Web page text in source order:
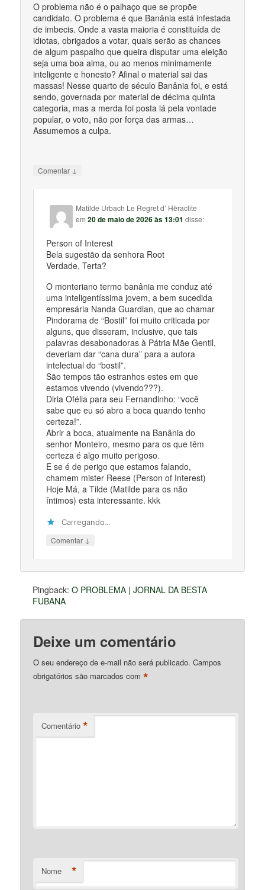
O problema não é o palhaço que se propõe
candidato. O problema é que Banânia está infestada
de imbecis. Onde a vasta maioria é constituída de
idiotas, obrigados a votar, quais serão as chances
de algum paspalho que queira disputar uma eleição
seja uma boa alma, ou ao menos minimamente
inteligente e honesto? Afinal o material sai das
massas! Nesse quarto de século Banânia foi, e está
sendo, governada por material de décima quinta
categoria, mas a merda foi posta lá pela vontade
popular, o voto, não por força das armas…
Assumemos a culpa.
Comentar ↓
Matilde Urbach Le Regret d’ Hèraclite
em20 de maio de 2026 às 13:01 disse:
Person of Interest
Bela sugestão da senhora Root
Verdade, Terta?
O monteriano termo banânia me conduz até
uma inteligentíssima jovem, a bem sucedida
empresária Nanda Guardian, que ao chamar
Pindorama de “Bostil” foi muito criticada por
alguns, que disseram, inclusive, que tais
palavras desabonadoras à Pátria Mãe Gentil,
deveriam dar “cana dura” para a autora
intelectual do “bostil”.
São tempos tão estranhos estes em que
estamos vivendo (vivendo???).
Diria Ofélia para seu Fernandinho: “você
sabe que eu só abro a boca quando tenho
certeza!”.
Abrir a boca, atualmente na Banânia do
senhor Monteiro, mesmo para os que têm
certeza é algo muito perigoso.
E se é de perigo que estamos falando,
chamem mister Reese (Person of Interest)
Hoje Má, a Tilde (Matilde para os não
íntimos) esta interessante. kkk
Carregando...
Comentar ↓
Pingback:O PROBLEMA | JORNAL DA BESTA
FUBANA
Deixe um comentário
O seu endereço de e-mail não será publicado. Campos
obrigatórios são marcados com*
Comentário *
Nome *